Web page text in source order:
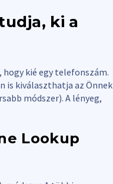
ki a
kié egy telefonszám.
is kiválaszthatja az Önnek
módszer). A lényeg,
Lookup